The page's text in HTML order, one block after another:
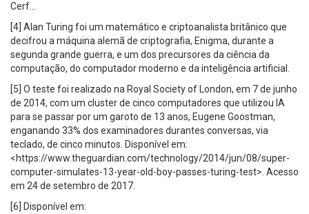
Cerf…
[4] Alan Turing foi um matemático e criptoanalista britânico que
decifrou a máquina alemã de criptografia, Enigma, durante a
segunda grande guerra, e um dos precursores da ciência da
computação, do computador moderno e da inteligência artificial.
[5] O teste foi realizado na Royal Society of London, em 7 de junho
de 2014, com um cluster de cinco computadores que utilizou IA
para se passar por um garoto de 13 anos, Eugene Goostman,
enganando 33% dos examinadores durantes conversas, via
teclado, de cinco minutos. Disponível em:
<https://www.theguardian.com/technology/2014/jun/08/super-
computer-simulates-13-year-old-boy-passes-turing-test>. Acesso
em 24 de setembro de 2017.
[6] Disponível em: